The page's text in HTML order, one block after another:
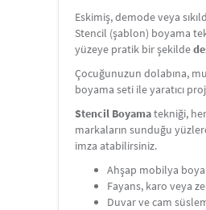
Eskimiş, demode veya
Stencil (şablon) boyama
yüzeye pratik bir şekilde
Çocuğunuzun dolabına,
boyama seti ile yaratıcı
Stencil Boyamatekniği,
markaların sunduğu
imza atabilirsiniz.
Ahşap mobilya
Fayans, karo veya
Duvar ve cam